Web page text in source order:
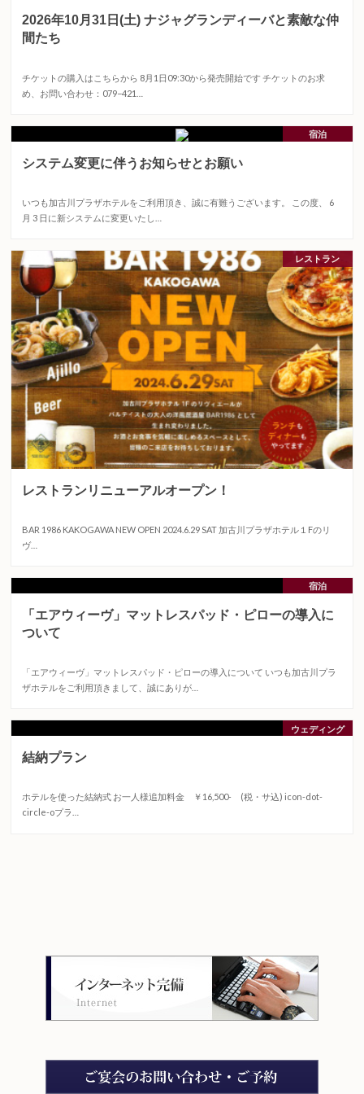
2026年10月31日(土) ナジャグランディーバと素敵な仲
間たち
チケットの購入はこちらから 8月1日09:30から発売開始です チケットのお求
め、お問い合わせ：079−421…
宿泊
システム変更に伴うお知らせとお願い
いつも加古川プラザホテルをご利用頂き、誠に有難うございます。 この度、 6
月 3 日に新システムに変更いたし…
レストラン
レストランリニューアルオープン！
BAR 1986 KAKOGAWA NEW OPEN 2024.6.29 SAT 加古川プラザホテル１Fのリ
ヴ…
宿泊
「エアウィーヴ」マットレスパッド・ピローの導入に
ついて
「エアウィーヴ」マットレスパッド・ピローの導入について いつも加古川プラ
ザホテルをご利用頂きまして、誠にありが…
ウェディング
結納プラン
ホテルを使った結納式 お一人様追加料金 ￥16,500‐ (税・サ込) icon-dot-
circle-oプラ…